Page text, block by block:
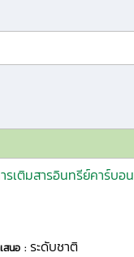
เติมสารอินทรีย์คาร์บอน
สนอ : ระดับชาติ